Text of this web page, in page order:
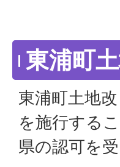
東浦町
東浦町土地
を施行する
県の認可を